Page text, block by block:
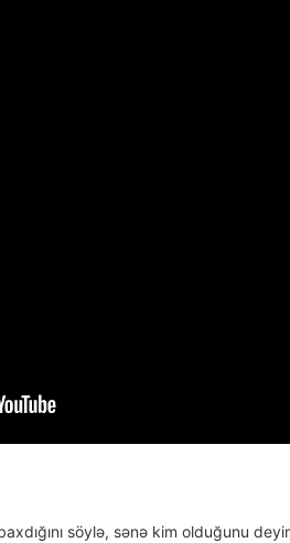
söylə, sənə kim olduğunu